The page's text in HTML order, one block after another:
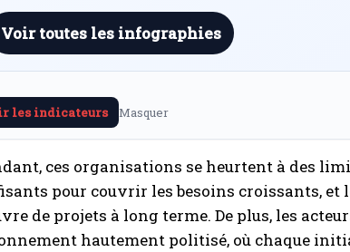
Voir toutes les infographies
les indicateurs Masquer
ces organisations se heurtent à des
pour couvrir les besoins croissants,
de projets à long terme. De plus, les
hautement politisé, où chaque